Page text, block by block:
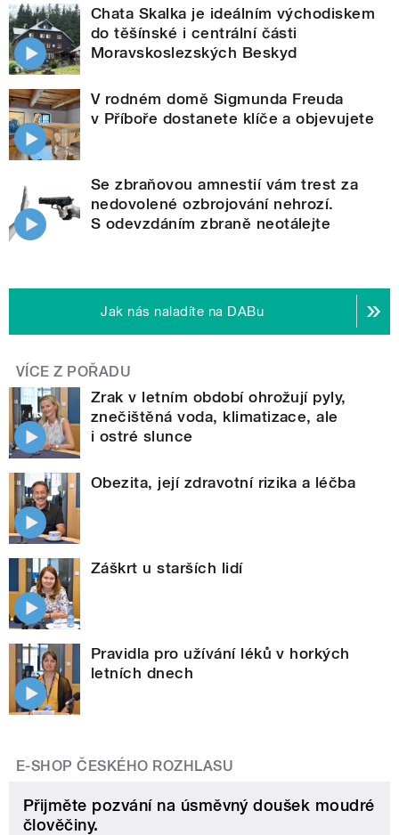
Chata Skalka je ideálním východiskem
do těšínské i centrální části
Moravskoslezských Beskyd
V rodném domě Sigmunda Freuda
v Příboře dostanete klíče a objevujete
Se zbraňovou amnestií vám trest za
nedovolené ozbrojování nehrozí.
S odevzdáním zbraně neotálejte
Jak nás naladíte na DABu
VÍCE Z POŘADU
Zrak v letním období ohrožují pyly,
znečištěná voda, klimatizace, ale
i ostré slunce
Obezita, její zdravotní rizika a léčba
Záškrt u starších lidí
Pravidla pro užívání léků v horkých
letních dnech
E-SHOP ČESKÉHO ROZHLASU
Přijměte pozvání na úsměvný doušek moudré
člověčiny.